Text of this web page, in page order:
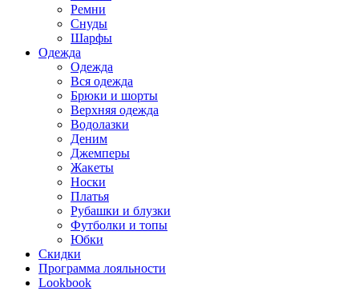
Ремни
Снуды
Шарфы
Одежда
Одежда
Вся одежда
Брюки и шорты
Верхняя одежда
Водолазки
Деним
Джемперы
Жакеты
Носки
Платья
Рубашки и блузки
Футболки и топы
Юбки
Скидки
Программа лояльности
Lookbook